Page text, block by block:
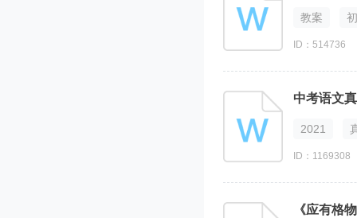
教案
ID：514736
中考语文
2021
ID：1169308
《应有格